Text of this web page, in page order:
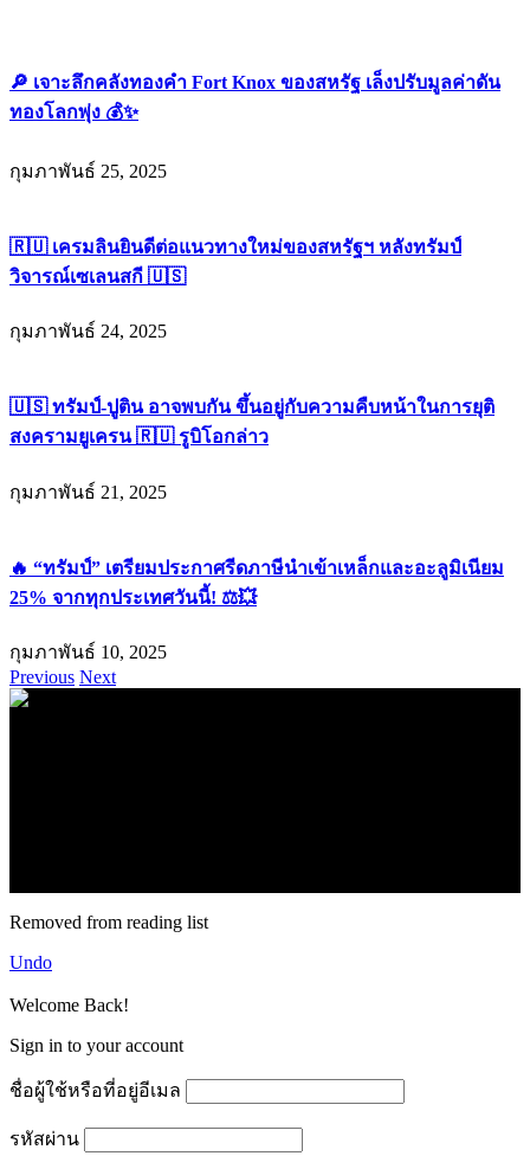
🔎 เจาะลึกคลังทองคำ Fort Knox ของสหรัฐ เล็งปรับมูลค่าดัน
ทองโลกพุ่ง 💰✨
กุมภาพันธ์ 25, 2025
🇷🇺 เครมลินยินดีต่อแนวทางใหม่ของสหรัฐฯ หลังทรัมป์
วิจารณ์เซเลนสกี 🇺🇸
กุมภาพันธ์ 24, 2025
🇺🇸 ทรัมป์-ปูติน อาจพบกัน ขึ้นอยู่กับความคืบหน้าในการยุติ
สงครามยูเครน 🇷🇺 รูบิโอกล่าว
กุมภาพันธ์ 21, 2025
🔥 “ทรัมป์” เตรียมประกาศรีดภาษีนำเข้าเหล็กและอะลูมิเนียม
25% จากทุกประเทศวันนี้! ⚖️💥
กุมภาพันธ์ 10, 2025
Previous Next
Removed from reading list
Undo
Welcome Back!
Sign in to your account
ชื่อผู้ใช้หรือที่อยู่อีเมล
รหัสผ่าน